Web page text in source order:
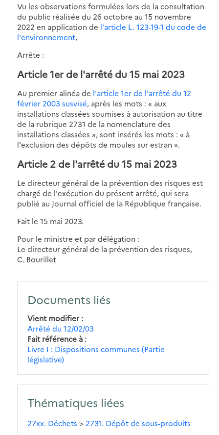
Vu les observations formulées lors de la consultation
du public réalisée du 26 octobre au 15 novembre
2022 en application de l'article L. 123-19-1 du code de
l'environnement,
Arrête :
Article 1er de l'arrêté du 15 mai 2023
Au premier alinéa de l'article 1er de l'arrêté du 12
février 2003 susvisé, après les mots : « aux
installations classées soumises à autorisation au titre
de la rubrique 2731 de la nomenclature des
installations classées », sont insérés les mots : « à
l'exclusion des dépôts de moules sur estran ».
Article 2 de l'arrêté du 15 mai 2023
Le directeur général de la prévention des risques est
chargé de l'exécution du présent arrêté, qui sera
publié au Journal officiel de la République française.
Fait le 15 mai 2023.
Pour le ministre et par délégation :
Le directeur général de la prévention des risques,
C. Bourillet
Documents liés
Vient modifier
Arrêté du 12/02/03
Fait référence à
Livre I : Dispositions communes (Partie
législative)
Thématiques liées
27xx. Déchets > 2731. Dépôt de sous-produits